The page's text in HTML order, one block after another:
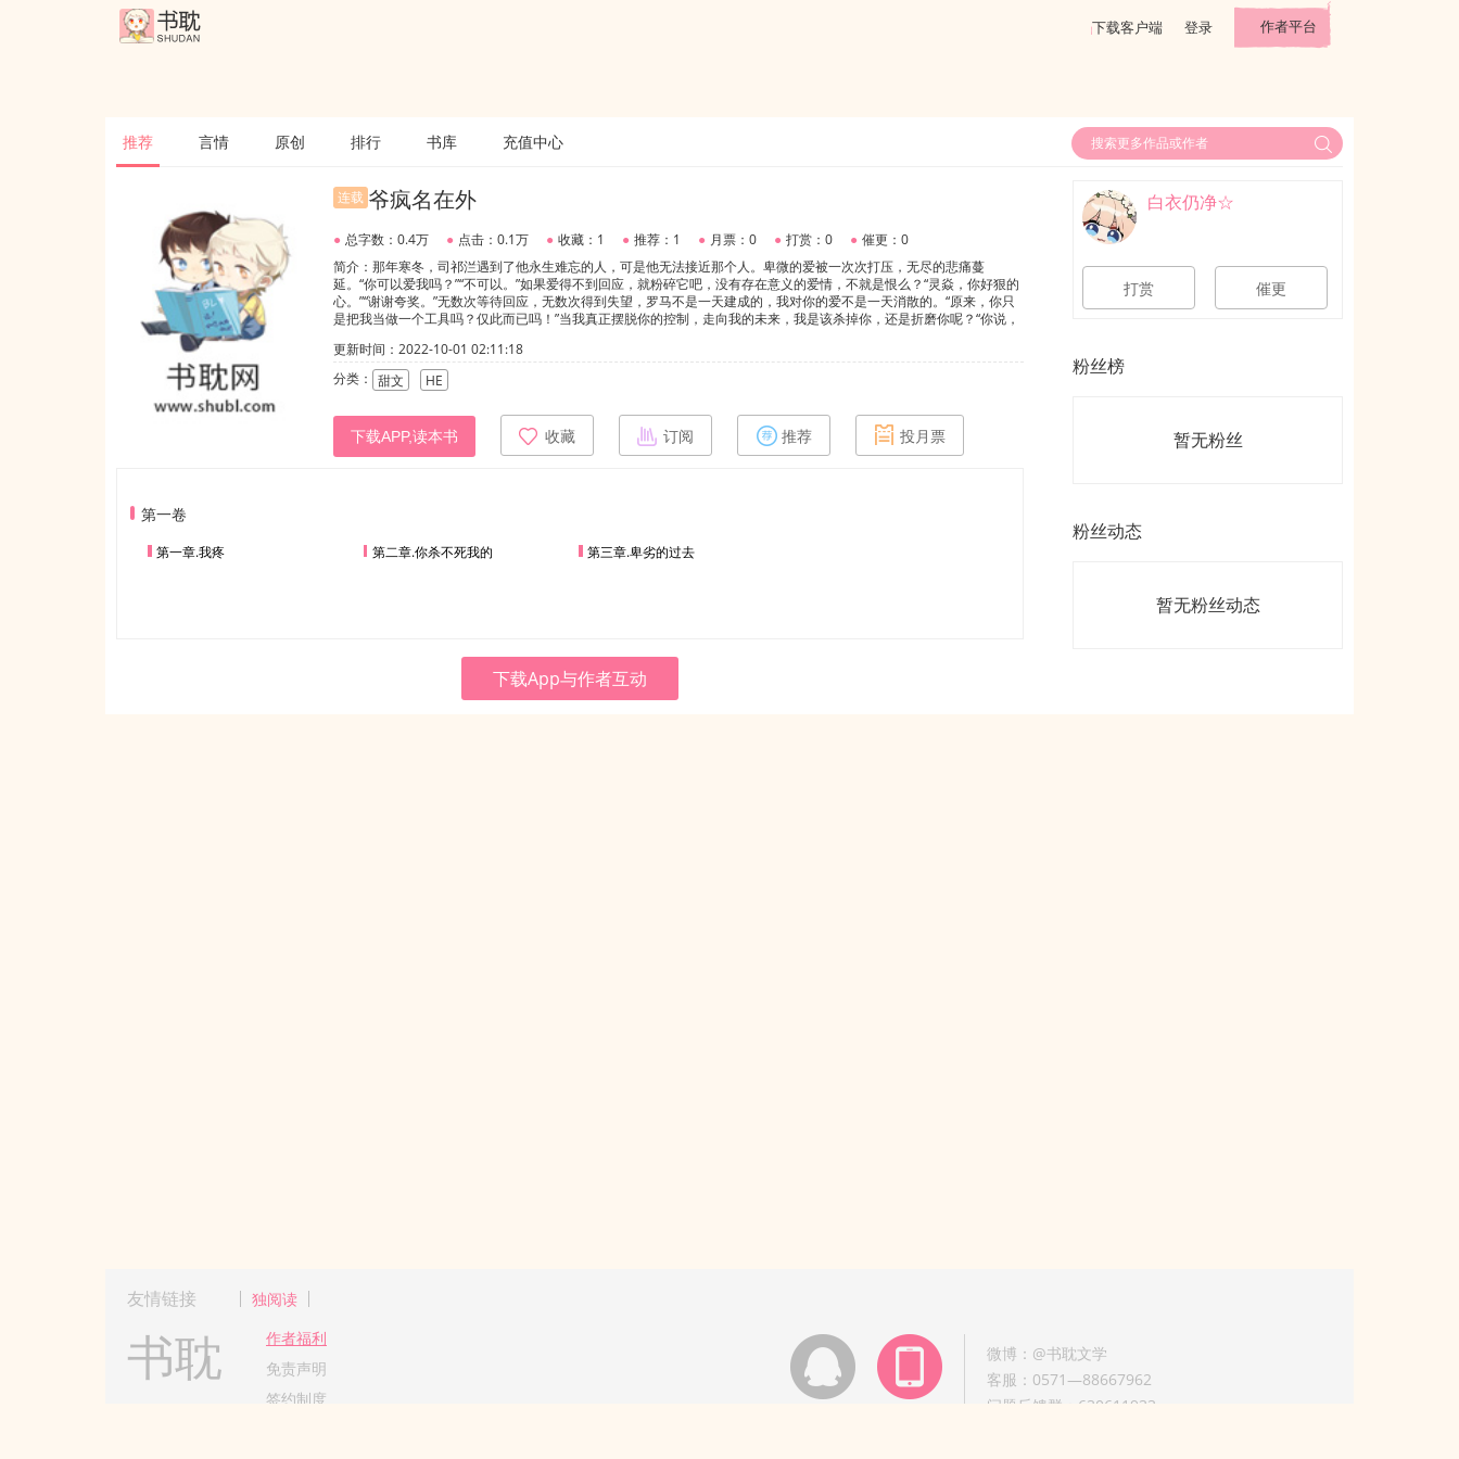
下载客户端 登录 作者平台
推荐 言情 原创 排行 书库 充值中心
连载 爷疯名在外
● 总字数：0.4万 ● 点击：0.1万 ● 收藏：1 ● 推荐：1 ● 月票：0 ● 打赏：0 ● 催更：0
简介：那年寒冬，司祁㳕遇到了他永生难忘的人，可是他无法接近那个人。卑微的爱被一次次打压，无尽的悲痛蔓
延。“你可以爱我吗？”“不可以。”如果爱得不到回应，就粉碎它吧，没有存在意义的爱情，不就是恨么？“灵焱，你好狠的
心。”“谢谢夸奖。”无数次等待回应，无数次得到失望，罗马不是一天建成的，我对你的爱不是一天消散的。“原来，你只
是把我当做一个工具吗？仅此而已吗！”当我真正摆脱你的控制，走向我的未来，我是该杀掉你，还是折磨你呢？“你说，
没很正常，只是想钱和权，挨打之后才想老婆的好。3.受偷偷摸摸藏好自己，只是想得到攻的爱。等心灰意冷的时候开大
号暴打攻，回心转意木得。暂时就这些了，以后再改。
更新时间：2022-10-01 02:11:18
分类： 甜文 HE
下载APP,读本书 收藏 订阅 推荐 投月票
第一卷
第一章.我疼 第二章.你杀不死我的 第三章.卑劣的过去
下载App与作者互动
白衣仍净☆
打赏 催更
粉丝榜
暂无粉丝
粉丝动态
暂无粉丝动态
友情链接 独阅读
书耽
作者福利
免责声明
签约制度
微博：@书耽文学
客服：0571—88667962
问题反馈群：630611933